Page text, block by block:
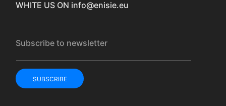
WHITE US ON info@enisie.eu
Subscribe to newsletter
SUBSCRIBE